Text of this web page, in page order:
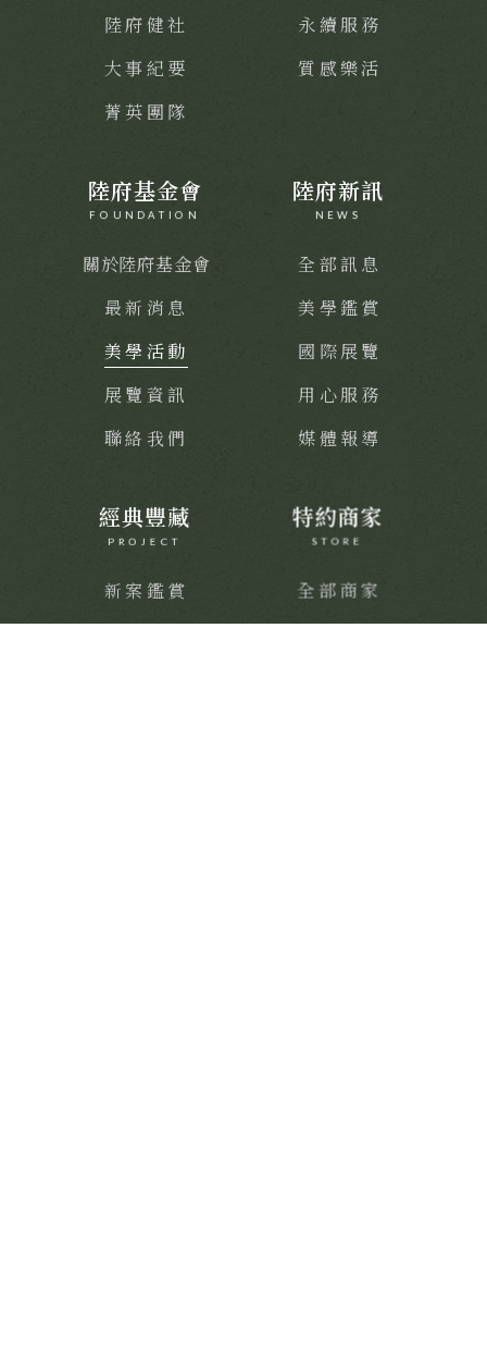
陸府健社
大事紀要
菁英團隊
永續服務
質感樂活
陸府基金會
FOUNDATION
關於陸府基金會
最新消息
美學活動
展覽資訊
聯絡我們
陸府新訊
NEWS
全部訊息
美學鑑賞
國際展覽
用心服務
媒體報導
經典豐藏
PROJECT
新案鑑賞
特約商家
STORE
全部商家